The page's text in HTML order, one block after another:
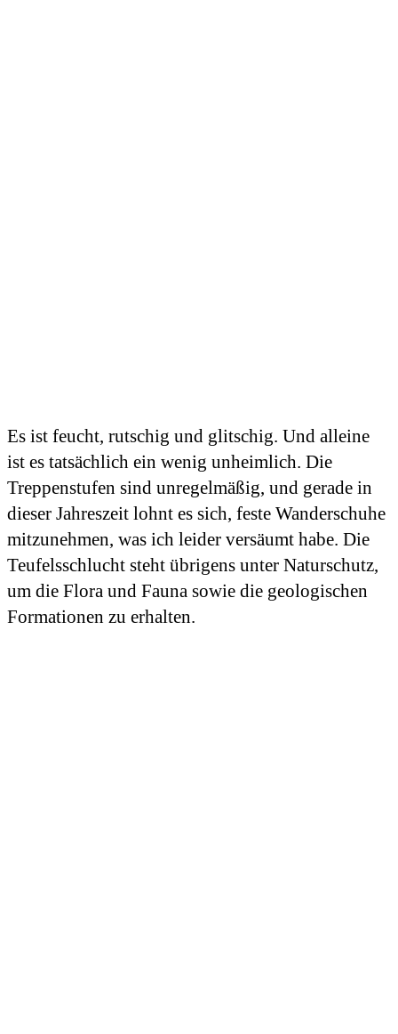
Es ist feucht, rutschig und glitschig. Und alleine
ist es tatsächlich ein wenig unheimlich. Die
Treppenstufen sind unregelmäßig, und gerade in
dieser Jahreszeit lohnt es sich, feste Wanderschuhe
mitzunehmen, was ich leider versäumt habe. Die
Teufelsschlucht steht übrigens unter Naturschutz,
um die Flora und Fauna sowie die geologischen
Formationen zu erhalten.